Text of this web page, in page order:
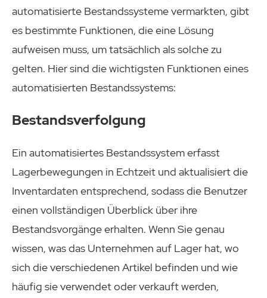
automatisierte Bestandssysteme vermarkten, gibt
es bestimmte Funktionen, die eine Lösung
aufweisen muss, um tatsächlich als solche zu
gelten. Hier sind die wichtigsten Funktionen eines
automatisierten Bestandssystems:
Bestandsverfolgung
Ein automatisiertes Bestandssystem erfasst
Lagerbewegungen in Echtzeit und aktualisiert die
Inventardaten entsprechend, sodass die Benutzer
einen vollständigen Überblick über ihre
Bestandsvorgänge erhalten. Wenn Sie genau
wissen, was das Unternehmen auf Lager hat, wo
sich die verschiedenen Artikel befinden und wie
häufig sie verwendet oder verkauft werden,